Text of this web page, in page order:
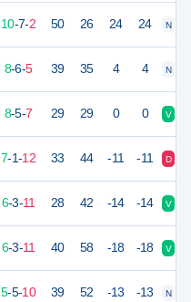
10-7-2 50 26 24 24 N
8-6-5 39 35 4 4 N
8-5-7 29 29 0 0 V
7-1-12 33 44 -11 -11 D
6-3-11 28 42 -14 -14 V
6-3-11 40 58 -18 -18 V
5-5-10 39 52 -13 -13 N